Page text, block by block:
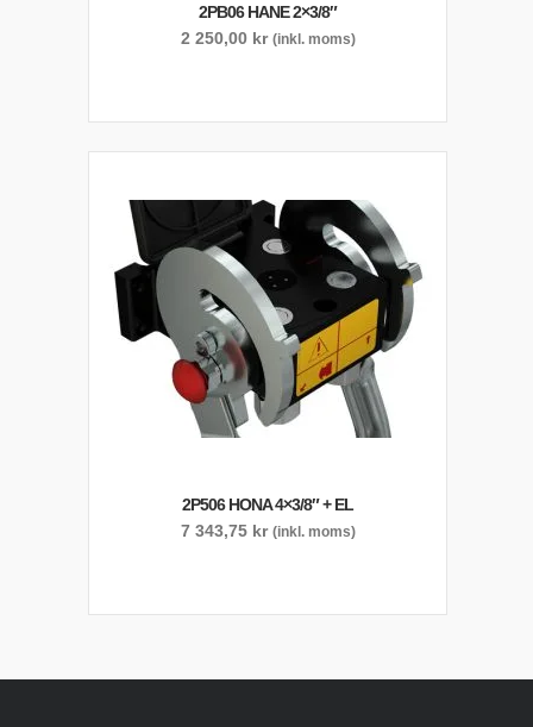
2PB06 HANE 2×3/8″
2 250,00 kr (inkl. moms)
2P506 HONA 4×3/8″ + EL
7 343,75 kr (inkl. moms)